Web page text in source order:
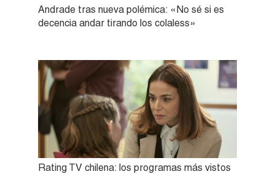
Andrade tras nueva polémica: «No sé si es
decencia andar tirando los colaless»
Rating TV chilena: los programas más vistos